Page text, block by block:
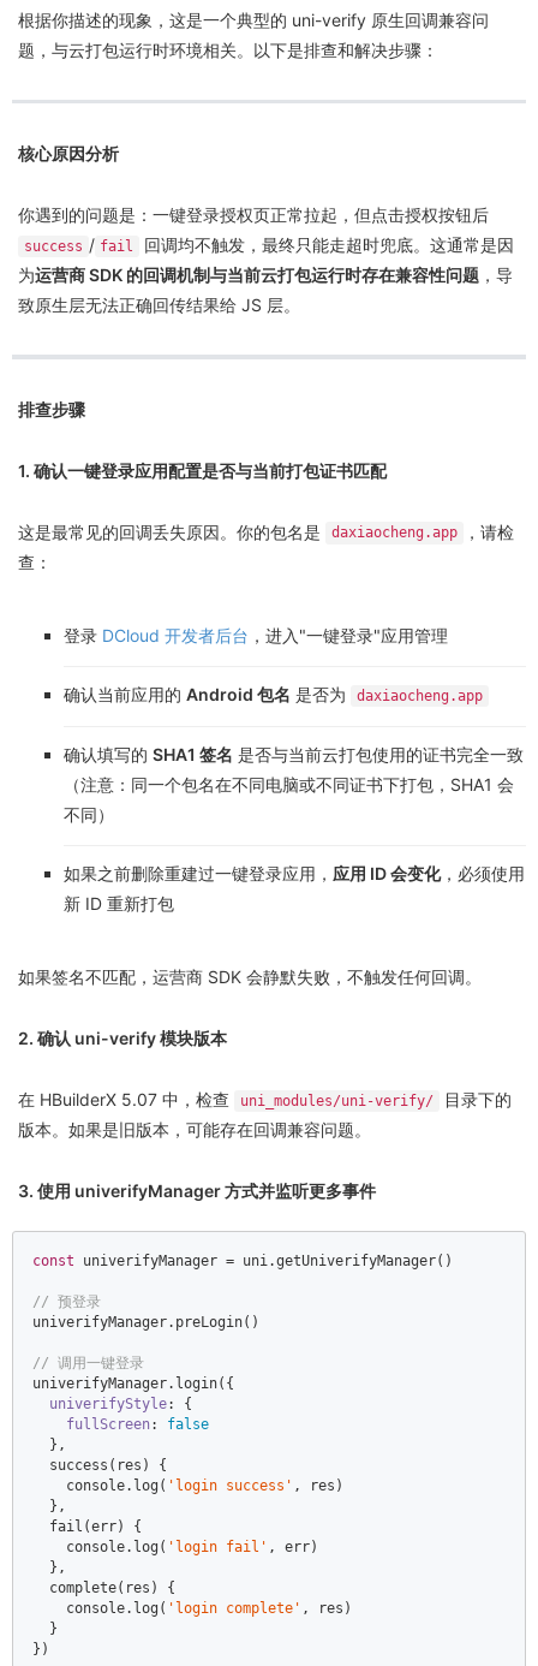
根据你描述的现象，这是一个典型的 uni-verify 原生回调兼容问
题，与云打包运行时环境相关。以下是排查和解决步骤：
核心原因分析
你遇到的问题是：一键登录授权页正常拉起，但点击授权按钮后
success / fail
回调均不触发，最终只能走超时兜底。这通常是因
为运营商 SDK 的回调机制与当前云打包运行时存在兼容性问题 ，导
致原生层无法正确回传结果给 JS 层。
排查步骤
1. 确认一键登录应用配置是否与当前打包证书匹配
这是最常见的回调丢失原因。你的包名是 daxiaocheng.app
，请检
查：
登录 DCloud 开发者后台 ，进入"一键登录"应用管理
确认当前应用的 Android 包名 是否为 daxiaocheng.app
确认填写的 SHA1 签名 是否与当前云打包使用的证书完全一致
（注意：同一个包名在不同电脑或不同证书下打包，SHA1 会
不同）
如果之前删除重建过一键登录应用， 应用 ID 会变化，必须使用
新 ID 重新打包
如果签名不匹配，运营商 SDK 会静默失败，不触发任何回调。
2. 确认 uni-verify 模块版本
在 HBuilderX 5.07 中，检查 uni_modules/uni-verify/
目录下的
版本。如果是旧版本，可能存在回调兼容问题。
3. 使用 univerifyManager 方式并监听更多事件
const univerifyManager = uni.getUniverifyManager()
// 预登录
univerifyManager.preLogin()
// 调用一键登录
univerifyManager.login({
univerifyStyle: {
fullScreen: false
  },
  success(res) {
console.log( 'login success' , res)
  },
  fail(err) {
console.log( 'login fail' , err)
  },
  complete(res) {
console.log( 'login complete' , res)
  }
})